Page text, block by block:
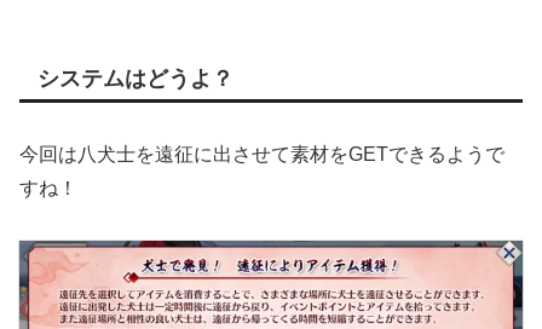
システムはどうよ？
今回は八犬士を遠征に出させて素材をGETできるようで
すね！